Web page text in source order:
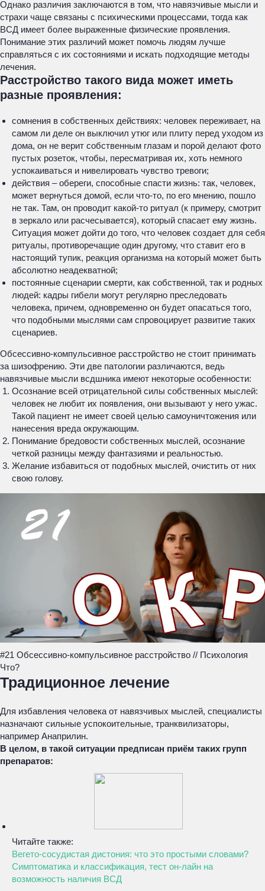
Однако различия заключаются в том, что навязчивые мысли и
страхи чаще связаны с психическими процессами, тогда как
ВСД имеет более выраженные физические проявления.
Понимание этих различий может помочь людям лучше
справляться с их состояниями и искать подходящие методы
лечения.
Расстройство такого вида может иметь
разные проявления:
сомнения в собственных действиях: человек переживает, на
самом ли деле он выключил утюг или плиту перед уходом из
дома, он не верит собственным глазам и порой делают фото
пустых розеток, чтобы, пересматривая их, хоть немного
успокаиваться и нивелировать чувство тревоги;
действия – обереги, способные спасти жизнь: так, человек,
может вернуться домой, если что-то, по его мнению, пошло
не так. Там, он проводит какой-то ритуал (к примеру, смотрит
в зеркало или расчесывается), который спасает ему жизнь.
Ситуация может дойти до того, что человек создает для себя
ритуалы, противоречащие один другому, что ставит его в
настоящий тупик, реакция организма на который может быть
абсолютно неадекватной;
постоянные сценарии смерти, как собственной, так и родных
людей: кадры гибели могут регулярно преследовать
человека, причем, одновременно он будет опасаться того,
что подобными мыслями сам спровоцирует развитие таких
сценариев.
Обсессивно-компульсивное расстройство не стоит принимать
за шизофрению. Эти две патологии различаются, ведь
навязчивые мысли всдшника имеют некоторые особенности:
Осознание всей отрицательной силы собственных мыслей:
человек не любит их появления, они вызывают у него ужас.
Такой пациент не имеет своей целью самоуничтожения или
нанесения вреда окружающим.
Понимание бредовости собственных мыслей, осознание
четкой разницы между фантазиями и реальностью.
Желание избавиться от подобных мыслей, очистить от них
свою голову.
#21 Обсессивно-компульсивное расстройство // Психология
Что?
Традиционное лечение
Для избавления человека от навязчивых мыслей, специалисты
назначают сильные успокоительные, транквилизаторы,
например Анаприлин.
В целом, в такой ситуации предписан приём таких групп
препаратов:
Читайте также:
Вегето-сосудистая дистония: что это простыми словами?
Симптоматика и классификация, тест он-лайн на
возможность наличия ВСД